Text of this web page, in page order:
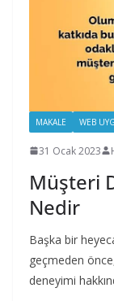
MAKALE WEB
31 Ocak 2023
Müşteri
Nedir
Başka bir
geçmeden
deneyimi